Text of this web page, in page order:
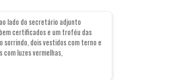
lado do secretário adjunto
certificados e um troféu das
sorrindo, dois vestidos com terno e
com luzes vermelhas,